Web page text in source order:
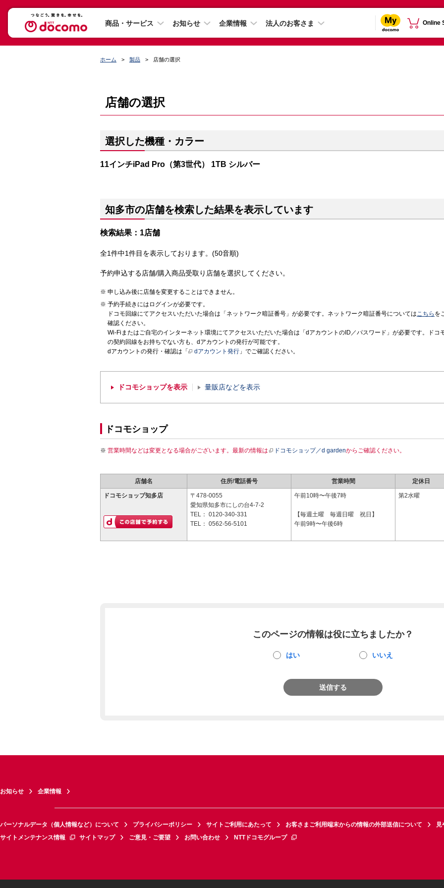
商品・サービス お知らせ 企業情報 法人のお客さま Online
ホーム 製品 店舗の選択
店舗の選択
選択した機種・カラー
11インチiPad Pro（第3世代） 1TB シルバー
知多市の店舗を検索した結果を表示しています
検索結果：1店舗
全1件中1件目を表示しております。(50音順)
予約申込する店舗/購入商品受取り店舗を選択してください。
申し込み後に店舗を変更することはできません。
予約手続きにはログインが必要です。
ドコモ回線にてアクセスいただいた場合は「ネットワーク暗証番号」が必要です。ネットワーク暗証番号についてはこちら を
確認ください。
Wi-Fiまたはご自宅のインターネット環境にてアクセスいただいた場合は「dアカウントのID／パスワード」が必要です。ドコ
の契約回線をお持ちでない方も、dアカウントの発行が可能です。
dアカウントの発行・確認は「
dアカウント発行 」でご確認ください。
ドコモショップを表示 量販店などを表示
ドコモショップ
営業時間などは変更となる場合がございます。最新の情報は ドコモショップ／d gardenからご確認ください。
店舗名 住所/電話番号 営業時間 定休日
ドコモショップ知多店
〒478-0055
愛知県知多市にしの台4-7-2
TEL： 0120-340-331
TEL： 0562-56-5101
午前10時〜午後7時
【毎週土曜 毎週日曜 祝日】
午前9時〜午後6時
第2水曜
このページの情報は役に立ちましたか？
はい いいえ
送信する
お知らせ 企業情報
パーソナルデータ（個人情報など）について プライバシーポリシー サイトご利用にあたって お客さまご利用端末からの情報の外部送信について
見
サイトメンテナンス情報
サイトマップ ご意見・ご要望 お問い合わせ NTTドコモグループ